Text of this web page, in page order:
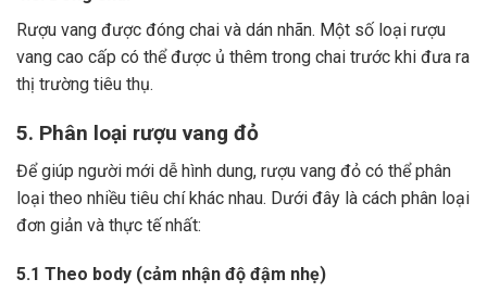
Rượu vang được đóng chai và dán nhãn. Một số loại rượu
vang cao cấp có thể được ủ thêm trong chai trước khi đưa ra
thị trường tiêu thụ.
5. Phân loại rượu vang đỏ
Để giúp người mới dễ hình dung, rượu vang đỏ có thể phân
loại theo nhiều tiêu chí khác nhau. Dưới đây là cách phân loại
đơn giản và thực tế nhất:
5.1 Theo body (cảm nhận độ đậm nhẹ)